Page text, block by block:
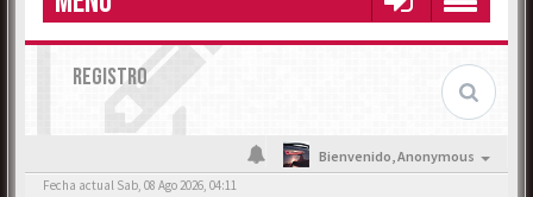
REGISTRO
Bienvenido,Anonymous
Fecha actual Sab, 08 Ago 2026, 04:11